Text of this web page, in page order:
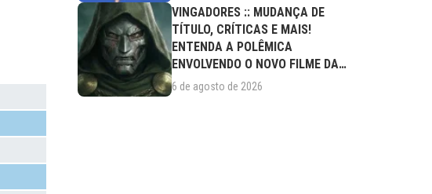
VINGADORES :: MUDANÇA DE
TÍTULO, CRÍTICAS E MAIS!
ENTENDA A POLÊMICA
ENVOLVENDO O NOVO FILME DA
MARVEL
6 de agosto de 2026